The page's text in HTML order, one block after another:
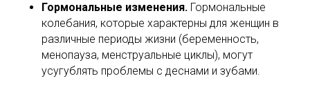
Гормональные изменения. Гормональные
колебания, которые характерны для женщин в
различные периоды жизни (беременность,
менопауза, менструальные циклы), могут
усугублять проблемы с деснами и зубами.